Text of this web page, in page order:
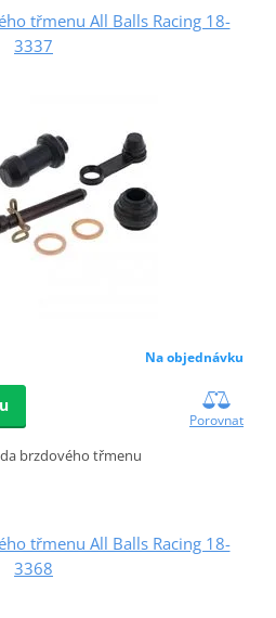
třmenu All Balls Racing 18-
3337
Na objednávku
Porovnat
brzdového třmenu
třmenu All Balls Racing 18-
3368